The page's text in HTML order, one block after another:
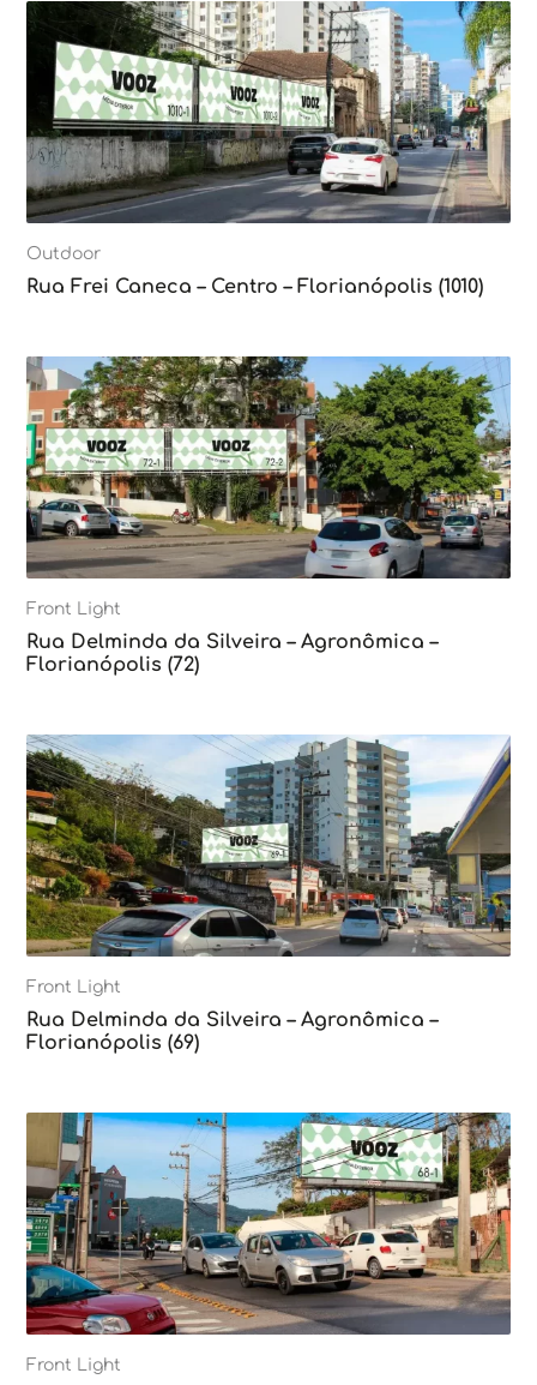
Outdoor
Rua Frei Caneca – Centro – Florianópolis (1010)
Front Light
Rua Delminda da Silveira – Agronômica –
Florianópolis (72)
Front Light
Rua Delminda da Silveira – Agronômica –
Florianópolis (69)
Front Light